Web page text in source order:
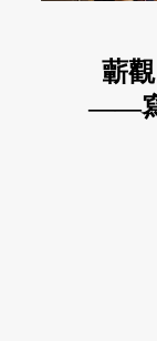
蘄
——寫